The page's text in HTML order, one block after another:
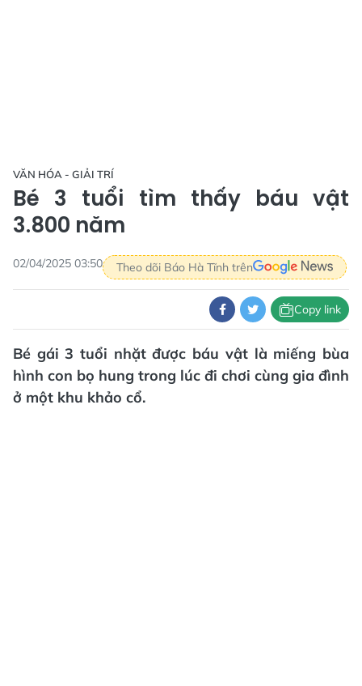
VĂN HÓA - GIẢI TRÍ
Bé 3 tuổi tìm thấy báu vật
3.800 năm
02/04/2025 03:50 Theo dõi Báo Hà Tĩnh trên
Copy link
Bé gái 3 tuổi nhặt được báu vật là miếng bùa
hình con bọ hung trong lúc đi chơi cùng gia đình
ở một khu khảo cổ.